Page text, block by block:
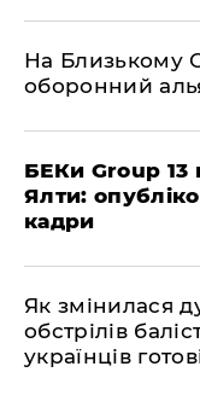
На Близькому
оборонний
БЕКи Group 13
Ялти:
кадри
Як змінилася
обстрілів
українців